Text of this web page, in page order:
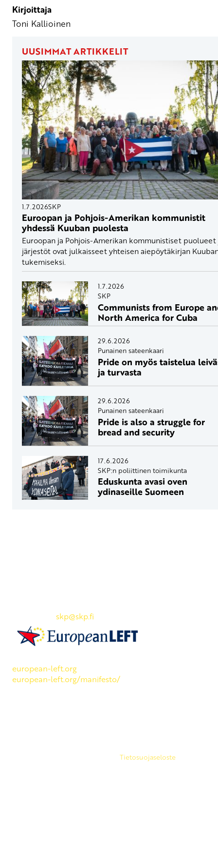
Kirjoittaja
Toni Kallioinen
UUSIMMAT ARTIKKELIT
1.7.2026SKP
Euroopan ja Pohjois-Amerikan kommunistit
yhdessä Kuuban puolesta
Euroopan ja Pohjois-Amerikan kommunistiset puolueet
järjestöt ovat julkaisseet yhteisen aiepöytäkirjan
tukemiseksi.
1.7.2026
SKP
Communists from Europe
North America for Cuba
29.6.2026
Punainen sateenkaari
Pride on myös taistelua
ja turvasta
29.6.2026
Punainen sateenkaari
Pride is also a struggle for
bread and security
17.6.2026
SKP:n poliittinen toimikunta
Eduskunta avasi oven
ydinaseille Suomeen
skp@skp.fi
european-left.org
european-left.org/manifesto/
Tietosuojaseloste